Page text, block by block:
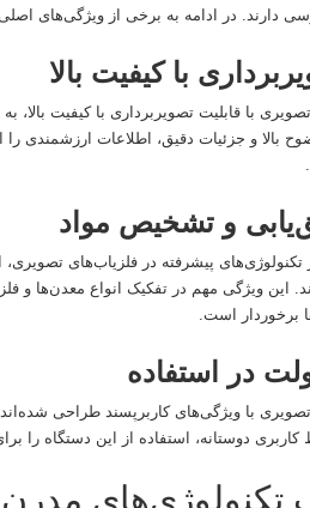
دارند. در ادامه به برخی از ویژگی‌های
با کیفیت بالا
با قابلیت تصویربرداری با کیفیت
بالا و جزئیات دقیق، اطلاعات ارزشمندی
و تشخیص مواد
تکنولوژی‌های پیشرفته در فلزیاب‌های
این ویژگی مهم در تفکیک انواع معدن‌ها و
برخوردار است.
در استفاده
با ویژگی‌های کاربرپسند طراحی
کاربری دوستانه، استفاده از این دستگاه را
تکنولوژی‌های مدرن